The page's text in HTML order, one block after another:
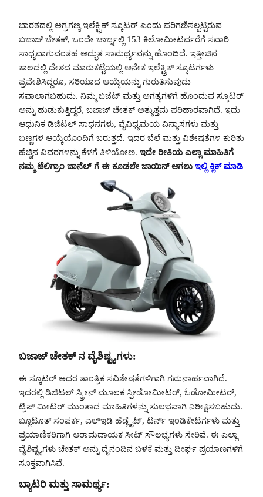
ಭಾರತದಲ್ಲಿ ಅಗ್ರಗಣ್ಯ ಇಲೆಕ್ಟ್ರಿಕ್ ಸ್ಕೂಟರ್ ಎಂದು ಪರಿಗಣಿಸಲ್ಪಟ್ಟಿರುವ
ಬಜಾಜ್ ಚೇತಕ್, ಒಂದೇ ಚಾರ್ಜ್ನಲ್ಲಿ 153 ಕಿಲೋಮೀಟರ್ವರೆಗೆ ಸವಾರಿ
ಸಾಧ್ಯವಾಗುವಂತಹ ಅದ್ಭುತ ಸಾಮರ್ಥ್ಯವನ್ನು ಹೊಂದಿದೆ. ಇತ್ತೀಚಿನ
ಕಾಲದಲ್ಲಿ ದೇಶದ ಮಾರುಕಟ್ಟೆಯಲ್ಲಿ ಅನೇಕ ಇಲೆಕ್ಟ್ರಿಕ್ ಸ್ಕೂಟರ್ಗಳು
ಪ್ರವೇಶಿಸಿದ್ದರೂ, ಸರಿಯಾದ ಆಯ್ಕೆಯನ್ನು ಗುರುತಿಸುವುದು
ಸವಾಲಾಗಬಹುದು. ನಿಮ್ಮ ಬಜೆಟ್ ಮತ್ತು ಅಗತ್ಯಗಳಿಗೆ ಹೊಂದುವ ಸ್ಕೂಟರ್
ಅನ್ನು ಹುಡುಕುತ್ತಿದ್ದರೆ, ಬಜಾಜ್ ಚೇತಕ್ ಅತ್ಯುತ್ತಮ ಪರಿಹಾರವಾಗಿದೆ. ಇದು
ಆಧುನಿಕ ಡಿಜಿಟಲ್ ಸಾಧನಗಳು, ವೈವಿಧ್ಯಮಯ ವಿನ್ಯಾಸಗಳು ಮತ್ತು
ಬಣ್ಣಗಳ ಆಯ್ಕೆಯೊಂದಿಗೆ ಬರುತ್ತದೆ. ಇದರ ಬೆಲೆ ಮತ್ತು ವಿಶೇಷತೆಗಳ ಕುರಿತು
ಹೆಚ್ಚಿನ ವಿವರಗಳನ್ನು ಕೆಳಗೆ ತಿಳಿಯೋಣ. ಇದೇ ರೀತಿಯ ಎಲ್ಲಾ ಮಾಹಿತಿಗೆ
ನಮ್ಮ ಟೆಲಿಗ್ರಾಂ ಚಾನೆಲ್ ಗೆ ಈ ಕೂಡಲೇ ಜಾಯಿನ್ ಆಗಲು ಇಲ್ಲಿ ಕ್ಲಿಕ್ ಮಾಡಿ
ಬಜಾಜ್ ಚೇತಕ್ ನ ವೈಶಿಷ್ಟ್ಯಗಳು:
ಈ ಸ್ಕೂಟರ್ ಅದರ ತಾಂತ್ರಿಕ ಸವಿಶೇಷತೆಗಳಿಗಾಗಿ ಗಮನಾರ್ಹವಾಗಿದೆ.
ಇದರಲ್ಲಿ ಡಿಜಿಟಲ್ ಸ್ಕ್ರೀನ್ ಮೂಲಕ ಸ್ಪೀಡೋಮೀಟರ್, ಓಡೋಮೀಟರ್,
ಟ್ರಿಪ್ ಮೀಟರ್ ಮುಂತಾದ ಮಾಹಿತಿಗಳನ್ನು ಸುಲಭವಾಗಿ ನಿರೀಕ್ಷಿಸಬಹುದು.
ಬ್ಲೂಟೂತ್ ಸಂಪರ್ಕ, ಎಲ್ಇಡಿ ಹೆಡ್ಲೈಟ್, ಟರ್ನ್ ಇಂಡಿಕೇಟರ್ಗಳು ಮತ್ತು
ಪ್ರಯಾಣಿಕರಿಗಾಗಿ ಆರಾಮದಾಯಕ ಸೀಟ್ ಸೌಲಭ್ಯಗಳು ಸೇರಿವೆ. ಈ ಎಲ್ಲಾ
ವೈಶಿಷ್ಟ್ಯಗಳು ಚೇತಕ್ ಅನ್ನು ದೈನಂದಿನ ಬಳಕೆ ಮತ್ತು ದೀರ್ಘ ಪ್ರಯಾಣಗಳಿಗೆ
ಸೂಕ್ತವಾಗಿಸಿವೆ.
ಬ್ಯಾಟರಿ ಮತ್ತು ಸಾಮರ್ಥ್ಯ: